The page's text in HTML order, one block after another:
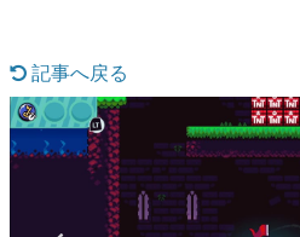
具体的な形から解き明か
ゲームが変えた日本
「経験値」「裏技」「ラ
の起源や用法の変遷を、
イニーP氏が徹底調査。
記事へ戻る